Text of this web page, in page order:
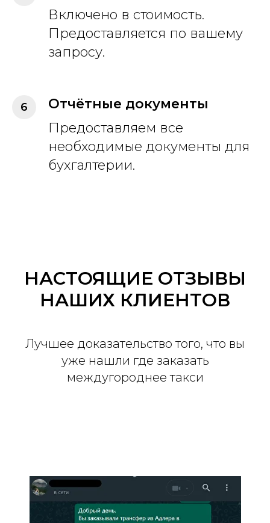
Включено в стоимость.
Предоставляется по вашему
запросу.
Отчётные документы
Предоставляем все
необходимые документы для
бухгалтерии.
НАСТОЯЩИЕ ОТЗЫВЫ
НАШИХ КЛИЕНТОВ
Лучшее доказательство того, что вы
уже нашли где заказать
междугороднее такси